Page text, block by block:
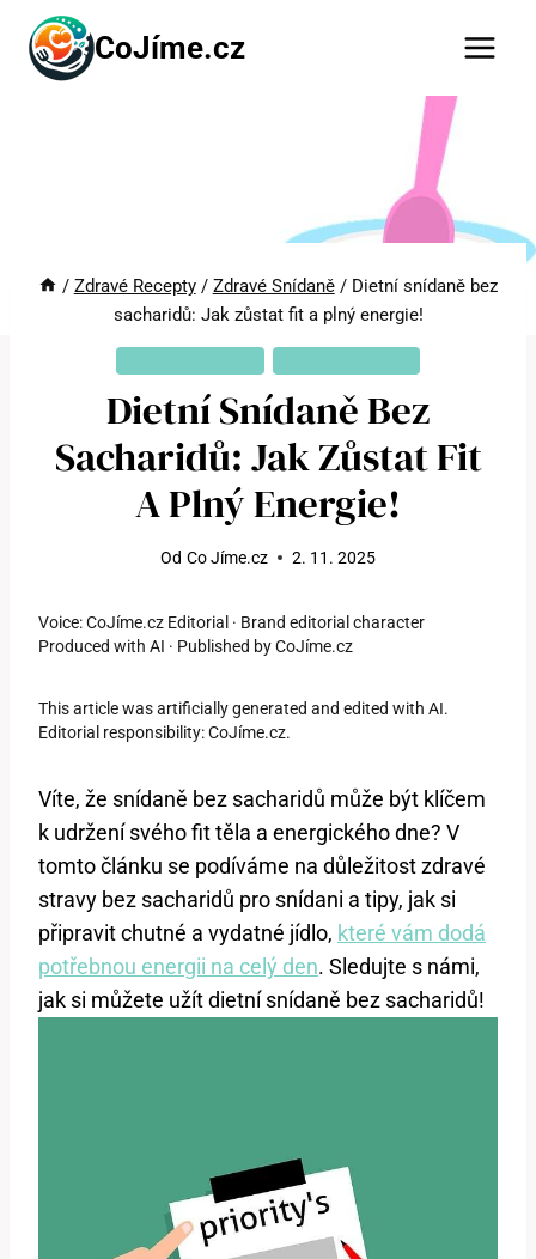
Přeskočit
obsah
CoJíme.cz
/ Zdravé Recepty / Zdravé Snídaně / Dietní snídaně bez
sacharidů: Jak zůstat fit a plný energie!
Dietní Snídaně Bez
Sacharidů: Jak Zůstat Fit
A Plný Energie!
Od Co Jíme.cz 2. 11. 2025
Voice: CoJíme.cz Editorial · Brand editorial character
Produced with AI · Published by CoJíme.cz
This article was artificially generated and edited with AI.
Editorial responsibility: CoJíme.cz.
Víte, že snídaně bez sacharidů může být klíčem
k udržení svého fit těla a energického dne? V
tomto článku se podíváme na důležitost zdravé
stravy bez sacharidů pro snídani a tipy, jak si
připravit chutné a vydatné jídlo, které vám dodá
potřebnou energii na celý den. Sledujte s námi,
jak si můžete užít dietní snídaně bez sacharidů!